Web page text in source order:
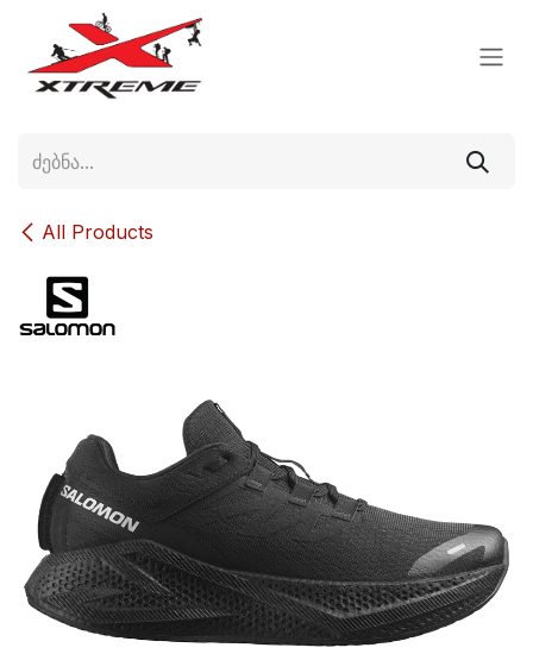
Skip to Content
All Products